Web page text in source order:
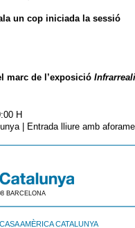
un cop iniciada la sessió
marc de l’exposició
H
| Entrada lliure amb
BARCELONA
AMÈRICA CATALUNYA